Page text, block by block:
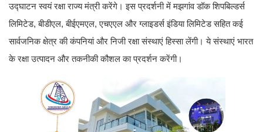
उद्घाटन स्वयं रक्षा राज्य मंत्री करेंगे। इस प्रदर्शनी में मझगांव डॉक शिपबिल्डर्स
लिमिटेड, बीडीएल, बीईएमएल, एचएएल और ग्लाइडर्स इंडिया लिमिटेड सहित कई
सार्वजनिक क्षेत्र की कंपनियां और निजी रक्षा संस्थाएं हिस्सा लेंगी। ये संस्थाएं भारत
के रक्षा उत्पादन और तकनीकी कौशल का प्रदर्शन करेंगी।